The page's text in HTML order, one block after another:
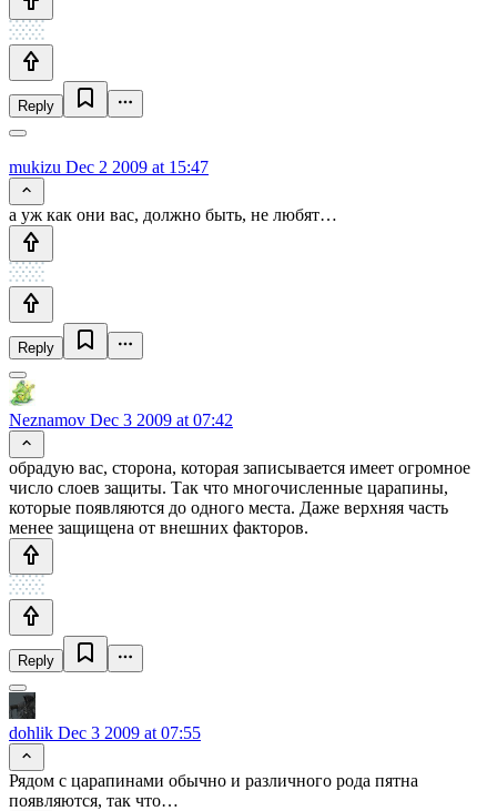
Reply
mukizu Dec 2 2009 at 15:47
а уж как они вас, должно быть, не любят…
Reply
Neznamov Dec 3 2009 at 07:42
обрадую вас, сторона, которая записывается имеет огромное
число слоев защиты. Так что многочисленные царапины,
которые появляются до одного места. Даже верхняя часть
менее защищена от внешних факторов.
Reply
dohlik Dec 3 2009 at 07:55
Рядом с царапинами обычно и различного рода пятна
появляются, так что…